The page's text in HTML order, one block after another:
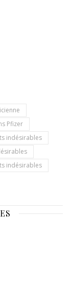
Pfizer
indésirables
indésirables